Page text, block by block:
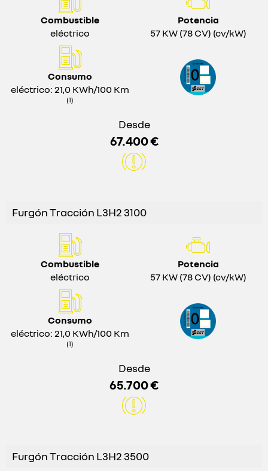
Combustible
eléctrico
Potencia
57 KW (78 CV) (cv/kW)
Consumo
eléctrico: 21,0 KWh/100 Km
(1)
Desde
67.400 €
Furgón Tracción L3H2 3100
Combustible
eléctrico
Potencia
57 KW (78 CV) (cv/kW)
Consumo
eléctrico: 21,0 KWh/100 Km
(1)
Desde
65.700 €
Furgón Tracción L3H2 3500